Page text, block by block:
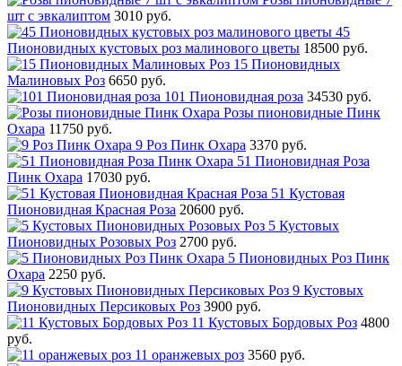
шт с эвкалиптом 3010 руб.
45
Пионовидных кустовых роз малинового цветы 18500 руб.
15 Пионовидных
Малиновых Роз 6650 руб.
101 Пионовидная роза 34530 руб.
Розы пионовидные Пинк
Охара 11750 руб.
9 Роз Пинк Охара 3370 руб.
51 Пионовидная Роза
Пинк Охара 17030 руб.
51 Кустовая
Пионовидная Красная Роза 20600 руб.
5 Кустовых
Пионовидных Розовых Роз 2700 руб.
5 Пионовидных Роз Пинк
Охара 2250 руб.
9 Кустовых
Пионовидных Персиковых Роз 3900 руб.
11 Кустовых Бордовых Роз 4800
руб.
11 оранжевых роз 3560 руб.